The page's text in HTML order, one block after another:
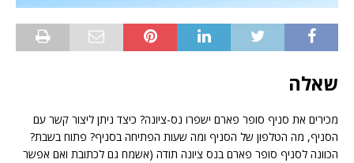
שאלה
מכירים את סניף סופר פארם ישפרו נס-ציונה? כיצד ניתן ליצור קשר עם
הסניף, מה הטלפון של הסניף ומה שעות הפתיחה בסניף? פתוח בשבת?
הכוונה לסניף סופר פארם בנס ציונה תודה (אשמח גם לכתובת ואם אפשר